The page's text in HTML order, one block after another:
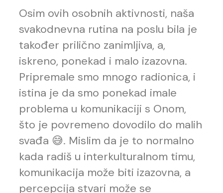
Osim ovih osobnih aktivnosti, naša
svakodnevna rutina na poslu bila je
također prilično zanimljiva, a,
iskreno, ponekad i malo izazovna.
Pripremale smo mnogo radionica, i
istina je da smo ponekad imale
problema u komunikaciji s Onom,
što je povremeno dovodilo do malih
svađa 😅. Mislim da je to normalno
kada radiš u interkulturalnom timu,
komunikacija može biti izazovna, a
percepcija stvari može se